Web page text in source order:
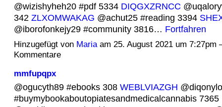
@wizishyheh20 #pdf 5334 DIQGXZRNCC
342 ZLXOMWAKAG @achut25 #reading 3394
@iborofonkejy29 #community 3816… Fortfahren
Hinzugefügt von Mariaam 25. August 2021 um 7:27pm
Kommentare
mmfupqpx
@ogucyth89 #ebooks 308 WEBLVIAZGH
#buymybookaboutopiatesandmedicalcannabis 7365